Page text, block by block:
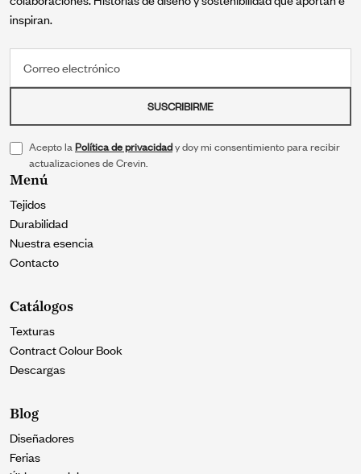
inspiran.
SUSCRIBIRME
Acepto la Política de privacidady doy mi consentimiento para recibir
actualizaciones de Crevin.
Menú
Tejidos
Durabilidad
Nuestra esencia
Contacto
Catálogos
Texturas
Contract Colour Book
Descargas
Blog
Diseñadores
Ferias